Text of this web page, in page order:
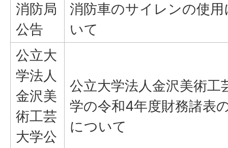
消防局
公告
消防車のサイレンの使用
いて
公立大
学法人
金沢美
術工芸
大学公
公立大学法人金沢美術工
学の令和4年度財務諸表
について